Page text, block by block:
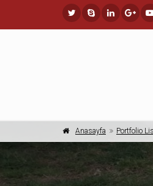
Anasayfa Portfolio